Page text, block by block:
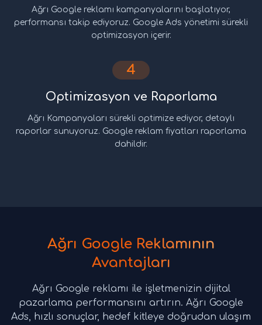
Ağrı Google reklamı kampanyalarını başlatıyor,
performansı takip ediyoruz. Google Ads yönetimi sürekli
optimizasyon içerir.
4
Optimizasyon ve Raporlama
Ağrı Kampanyaları sürekli optimize ediyor, detaylı
raporlar sunuyoruz. Google reklam fiyatları raporlama
dahildir.
Ağrı Google Reklamının
Avantajları
Ağrı Google reklamı ile işletmenizin dijital
pazarlama performansını artırın. Ağrı Google
Ads, hızlı sonuçlar, hedef kitleye doğrudan ulaşım